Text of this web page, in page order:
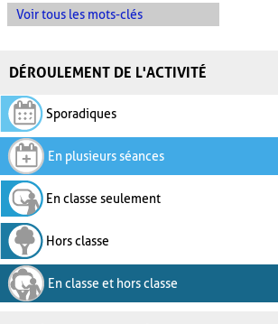
Voir tous les mots-clés
DÉROULEMENT DE L'ACTIVITÉ
Sporadiques
En plusieurs séances
En classe seulement
Hors classe
En classe et hors classe